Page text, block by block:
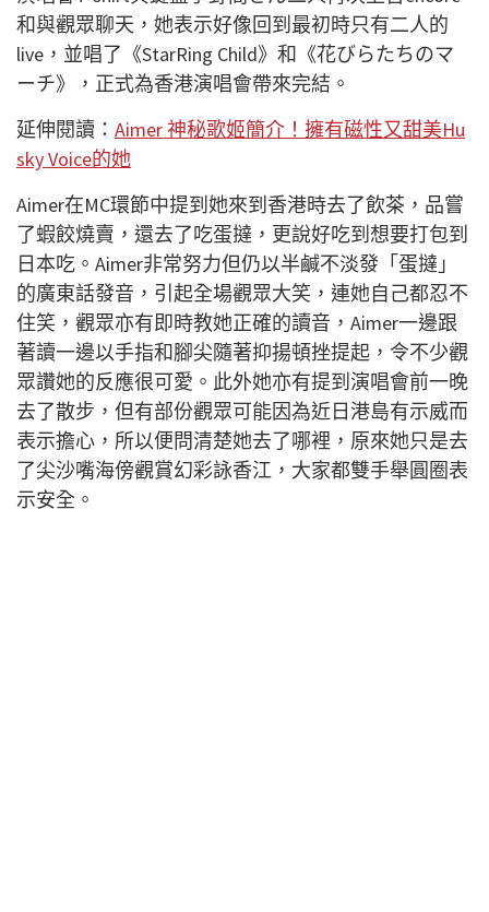
和與觀眾聊天，她表示好像回到最初時只有二人的
live ，並唱了《StarRing Child》和《花びらたちのマ
ーチ》，正式為香港演唱會帶來完結。
延伸閱讀： Aimer 神秘歌姬簡介！擁有磁性又甜美Hu
sky Voice的她
Aimer在MC環節中提到她來到香港時去了飲茶，品嘗
了蝦餃燒賣，還去了吃蛋撻，更說好吃到想要打包到
日本吃。 Aimer非常努力但仍以半鹹不淡發「蛋撻」
的廣東話發音，引起全場觀眾大笑，連她自己都忍不
住笑，觀眾亦有即時教她正確的讀音， Aimer一邊跟
著讀一邊以手指和腳尖隨著抑揚頓挫提起，令不少觀
眾讚她的反應很可愛。此外她亦有提到演唱會前一晚
去了散步，但有部份觀眾可能因為近日港島有示威而
表示擔心，所以便問清楚她去了哪裡，原來她只是去
了尖沙嘴海傍觀賞幻彩詠香江，大家都雙手舉圓圈表
示安全。